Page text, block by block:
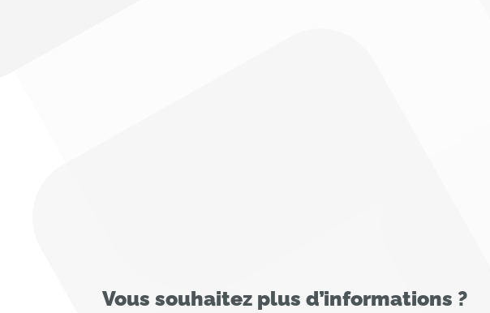
Vous souhaitez plus d’informations ?